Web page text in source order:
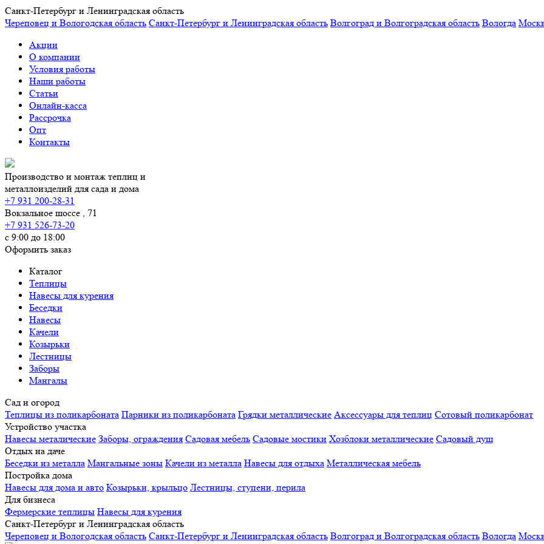
Санкт-Петербург и Ленинградская область
Череповец и Вологодская область Санкт-Петербург и Ленинградская область Волгоград и Волгоградская область Вологда
Акции
О компании
Условия работы
Наши работы
Статьи
Онлайн-касса
Рассрочка
Опт
Контакты
Производство и монтаж теплиц и
металлоизделий для сада и дома
+7 931 200-28-31
Вокзальное шоссе , 71
+7 931 526-73-20
с 9:00 до 18:00
Оформить заказ
Каталог
Теплицы
Навесы для курения
Беседки
Навесы
Качели
Козырьки
Лестницы
Заборы
Мангалы
Сад и огород
Теплицы из поликарбоната Парники из поликарбоната Грядки металлические Аксессуары для теплиц Сотовый поликарбонат
Устройство участка
Навесы металические Заборы, ограждения Садовая мебель Садовые мостики Хозблоки металлические Садовый душ
Отдых на даче
Беседки из металла Мангальные зоны Качели из металла Навесы для отдыха Металлическая мебель
Постройка дома
Навесы для дома и авто Козырьки, крыльцо Лестницы, ступени, перила
Для бизнеса
Фермерские теплицы Навесы для курения
Санкт-Петербург и Ленинградская область
Череповец и Вологодская область Санкт-Петербург и Ленинградская область Волгоград и Волгоградская область Вологда